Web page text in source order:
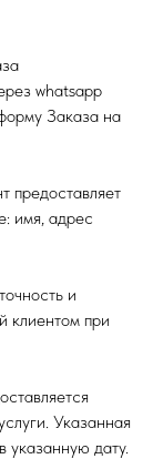
whatsapp
Заказа на
предоставляет
имя, адрес
и
клиентом при
Указанная
указанную дату.